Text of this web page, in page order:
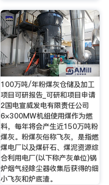
100万吨/年粉煤灰仓储及加工
项目可研报告_可研和项目申请
2国电宣威发电有限责任公司
6×300MW机组使用煤作为燃
料，每年将会产生近150万吨粉
煤灰。粉煤灰俗称飞灰，是指燃
煤电厂以及煤矸石、煤泥资源综
合利用电厂(以下称产灰单位)锅
炉烟气经除尘器收集后获得的细
小飞灰和炉底渣。